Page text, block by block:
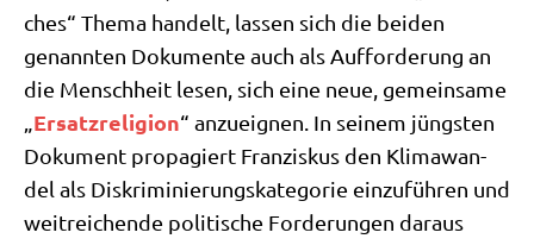
ches“ The­ma han­delt, las­sen sich die bei­den
genann­ten Doku­men­te auch als Auf­for­de­rung an
die Mensch­heit lesen, sich eine neue, gemein­sa­me
„Ersatz­re­li­gi­on“ anzu­eig­nen. In sei­nem jüng­sten
Doku­ment pro­pa­giert Fran­zis­kus den Kli­ma­wan­
del als Dis­kri­mi­nie­rungs­ka­te­go­rie ein­zu­füh­ren und
weit­rei­chen­de poli­ti­sche For­de­run­gen dar­aus